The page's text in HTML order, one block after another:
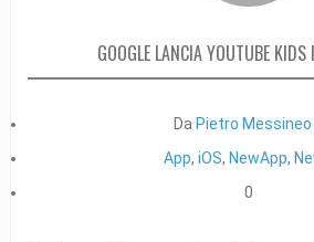
GOOGLE LANCIA YOUTUBE
Da Pietro Messineo
App, iOS, NewApp,
0